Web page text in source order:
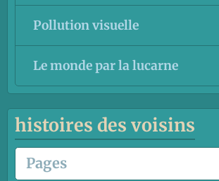
Pollution visuelle
Le monde par la lucarne
histoires des voisins